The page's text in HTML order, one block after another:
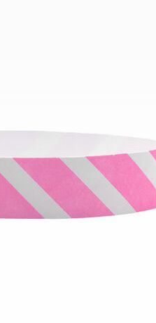
Náramky
Náramky
Náramky s